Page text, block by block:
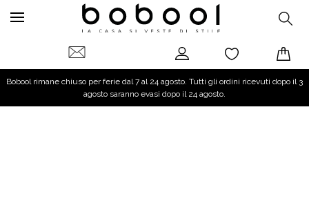
Bobool rimane chiuso per ferie dal 7 al 24 agosto. Tutti gli ordini ricevuti dopo il 3
agosto saranno evasi dopo il 24 agosto.